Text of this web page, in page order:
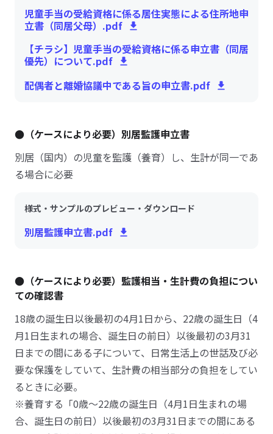
児童手当の受給資格に係る居住実態による住所地申
立書（同居父母）.pdf
【チラシ】児童手当の受給資格に係る申立書（同居
優先）について.pdf
配偶者と離婚協議中である旨の申立書.pdf
●（ケースにより必要）別居監護申立書
別居（国内）の児童を監護（養育）し、生計が同一であ
る場合に必要
様式・サンプルのプレビュー・ダウンロード
別居監護申立書.pdf
●（ケースにより必要）監護相当・生計費の負担につい
ての確認書
18歳の誕生日以後最初の4月1日から、22歳の誕生日（4
月1日生まれの場合、誕生日の前日）以後最初の3月31
日までの間にある子について、日常生活上の世話及び必
要な保護をしていて、生計費の相当部分の負担をしてい
るときに必要。
※養育する「0歳～22歳の誕生日（4月1日生まれの場
合、誕生日の前日）以後最初の3月31日までの間にある